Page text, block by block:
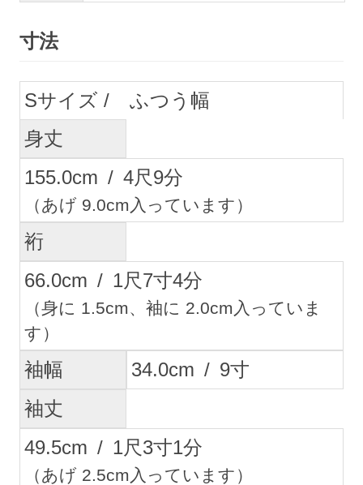
寸法
S
ふつう幅
身丈
155.0cm / 4尺9分
（あげ 9.0cm入っています）
裄
66.0cm / 1尺7寸4分
（身に 1.5cm、袖に 2.0cm入っていま
す）
袖幅 34.0cm / 9寸
袖丈
49.5cm / 1尺3寸1分
（あげ 2.5cm入っています）